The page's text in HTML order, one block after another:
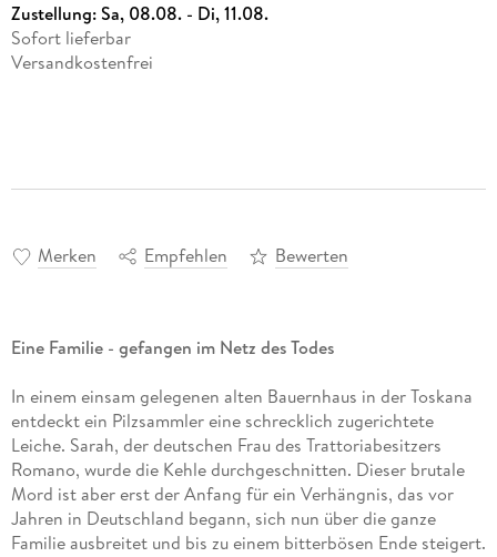
Zustellung:Sa, 08.08. - Di, 11.08.
Sofort lieferbar
Versandkostenfrei
Merken Empfehlen Bewerten
Eine Familie - gefangen im Netz des Todes
In einem einsam gelegenen alten Bauernhaus in der Toskana
entdeckt ein Pilzsammler eine schrecklich zugerichtete
Leiche. Sarah, der deutschen Frau des Trattoriabesitzers
Romano, wurde die Kehle durchgeschnitten. Dieser brutale
Mord ist aber erst der Anfang für ein Verhängnis, das vor
Jahren in Deutschland begann, sich nun über die ganze
Familie ausbreitet und bis zu einem bitterbösen Ende steigert.